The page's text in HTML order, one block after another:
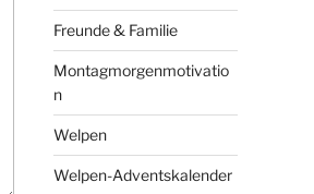
Freunde & Familie
Montagmorgenmotivatio
n
Welpen
Welpen-Adventskalender